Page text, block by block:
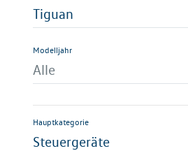
Tiguan
Modelljahr
Alle
Hauptkategorie
Steuergeräte